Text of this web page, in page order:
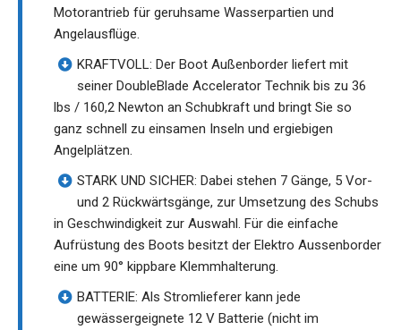
Motorantrieb für geruhsame Wasserpartien und
Angelausflüge.
KRAFTVOLL: Der Boot Außenborder liefert mit
seiner DoubleBlade Accelerator Technik bis zu 36
lbs / 160,2 Newton an Schubkraft und bringt Sie so
ganz schnell zu einsamen Inseln und ergiebigen
Angelplätzen.
STARK UND SICHER: Dabei stehen 7 Gänge, 5 Vor-
und 2 Rückwärtsgänge, zur Umsetzung des Schubs
in Geschwindigkeit zur Auswahl. Für die einfache
Aufrüstung des Boots besitzt der Elektro Aussenborder
eine um 90° kippbare Klemmhalterung.
BATTERIE: Als Stromlieferer kann jede
gewässergeignete 12 V Batterie (nicht im